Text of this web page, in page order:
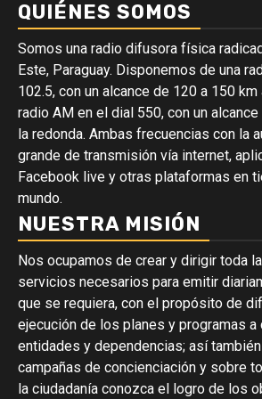
QUIÉNES SOMOS
Somos una radio difusora física
Este, Paraguay. Disponemos de una
102.5, con un alcance de 120 a 150 km
radio AM en el dial 550, con un
la redonda. Ambas frecuencias con la
grande de transmisión vía internet,
Facebook live y otras plataformas en
mundo.
NUESTRA MISIÓN
Nos ocupamos de crear y dirigir toda
servicios necesarios para emitir
que se requiera, con el propósito de
ejecución de los planes y programas a
entidades y dependencias; así
campañas de concienciación y sobre
la ciudadanía conozca el logro de los